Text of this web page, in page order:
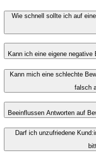
Wie schnell sollte ich auf
Kann ich eine eigene
Kann mich eine schlechte
falsch
Beeinflussen Antworten auf
Darf ich unzufriedene